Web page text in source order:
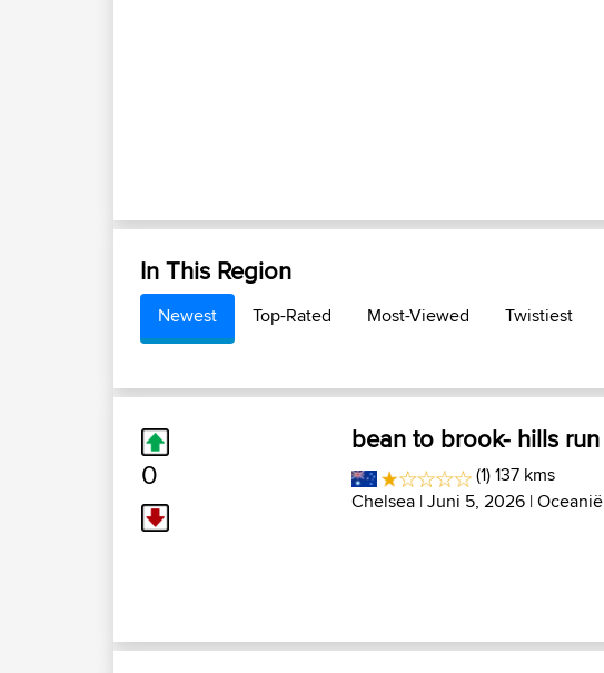
In This Region
Newest Top-Rated Most-Viewed Twistiest
0
bean to brook- hills run
(1) 137 kms
Chelsea | Juni 5, 2026 |Oceanië